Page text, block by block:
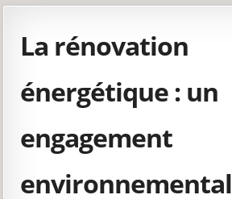
La rénovation
énergétique : un
engagement
environnemental